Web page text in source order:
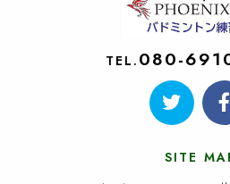
TEL. 080-
SITE